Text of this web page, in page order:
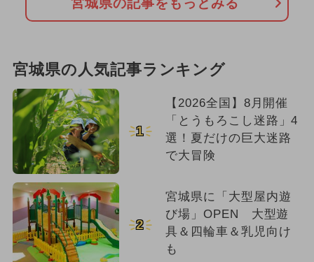
宮城県の人気記事ランキング
1
【2026全国】8月開催
「とうもろこし迷路」4
選！夏だけの巨大迷路
で大冒険
2
宮城県に「大型屋内遊
び場」OPEN 大型遊
具＆四輪車＆乳児向け
も